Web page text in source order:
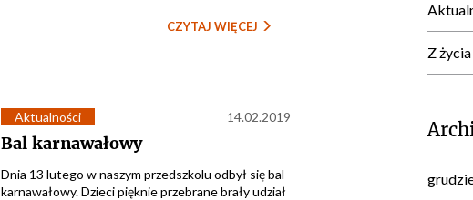
CZYTAJ WIĘCEJ
Aktualności 14.02.2019
Bal karnawałowy
Dnia 13 lutego w naszym przedszkolu odbył się bal
karnawałowy. Dzieci pięknie przebrane brały udział
Z